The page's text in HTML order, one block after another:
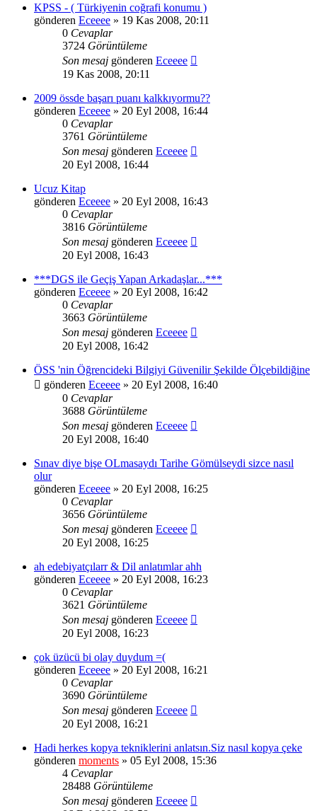
KPSS - ( Türkiyenin coğrafi konumu )
gönderen Eceeee » 19 Kas 2008, 20:11
0 Cevaplar
3724 Görüntüleme
Son mesaj gönderen Eceeee
19 Kas 2008, 20:11
2009 össde başarı puanı kalkkıyormu??
gönderen Eceeee » 20 Eyl 2008, 16:44
0 Cevaplar
3761 Görüntüleme
Son mesaj gönderen Eceeee
20 Eyl 2008, 16:44
Ucuz Kitap
gönderen Eceeee » 20 Eyl 2008, 16:43
0 Cevaplar
3816 Görüntüleme
Son mesaj gönderen Eceeee
20 Eyl 2008, 16:43
***DGS ile Geçiş Yapan Arkadaşlar...***
gönderen Eceeee » 20 Eyl 2008, 16:42
0 Cevaplar
3663 Görüntüleme
Son mesaj gönderen Eceeee
20 Eyl 2008, 16:42
ÖSS 'nin Öğrencideki Bilgiyi Güvenilir Şekilde Ölçebildiğine
gönderen Eceeee » 20 Eyl 2008, 16:40
0 Cevaplar
3688 Görüntüleme
Son mesaj gönderen Eceeee
20 Eyl 2008, 16:40
Sınav diye bişe OLmasaydı Tarihe Gömülseydi sizce nasıl
olur
gönderen Eceeee » 20 Eyl 2008, 16:25
0 Cevaplar
3656 Görüntüleme
Son mesaj gönderen Eceeee
20 Eyl 2008, 16:25
ah edebiyatçılarr & Dil anlatımlar ahh
gönderen Eceeee » 20 Eyl 2008, 16:23
0 Cevaplar
3621 Görüntüleme
Son mesaj gönderen Eceeee
20 Eyl 2008, 16:23
çok üzücü bi olay duydum =(
gönderen Eceeee » 20 Eyl 2008, 16:21
0 Cevaplar
3690 Görüntüleme
Son mesaj gönderen Eceeee
20 Eyl 2008, 16:21
Hadi herkes kopya tekniklerini anlatsın.Siz nasıl kopya çeke
gönderen moments » 05 Eyl 2008, 15:36
4 Cevaplar
28488 Görüntüleme
Son mesaj gönderen Eceeee